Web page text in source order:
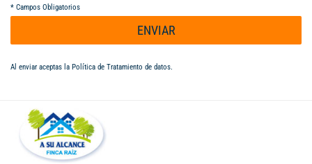
* Campos Obligatorios
ENVIAR
Al enviar aceptas la Política de Tratamiento de datos.